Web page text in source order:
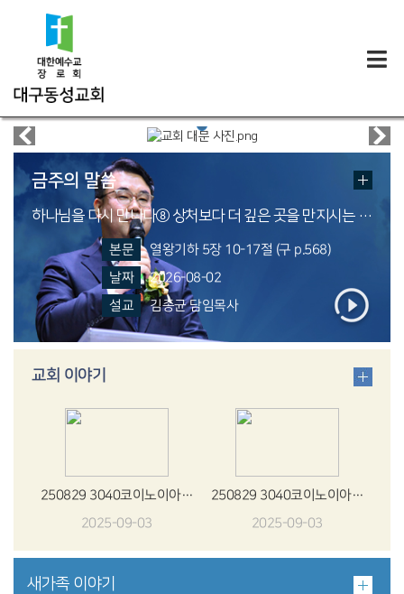
금주의 말씀
하나님을 다시 만나다⑧ 상처보다 더 깊은 곳을 만지시는 하나님
본문
열왕기하 5장 10-17절 (구 p.568)
날짜
2026-08-02
설교
김종균 담임목사
교회 이야기
250829 3040코이노이아, 시심청년부 찬양집회 (버스킹 예배자 강한별) 2
2025-09-03
250829 3040코이노이아, 시심청년부 찬양집회 (버스킹 예배자 강한별) 1
2025-09-03
새가족 이야기